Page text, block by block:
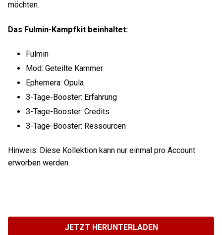
möchten.
Das Fulmin-Kampfkit beinhaltet:
Fulmin
Mod: Geteilte Kammer
Ephemera: Opula
3-Tage-Booster: Erfahrung
3-Tage-Booster: Credits
3-Tage-Booster: Ressourcen
Hinweis: Diese Kollektion kann nur einmal pro Account
erworben werden.
JETZT HERUNTERLADEN